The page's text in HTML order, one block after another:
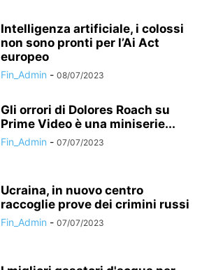
Intelligenza artificiale, i colossi
non sono pronti per l’Ai Act
europeo
Fin_Admin - 08/07/2023
Gli orrori di Dolores Roach su
Prime Video è una miniserie...
Fin_Admin - 07/07/2023
Ucraina, in nuovo centro
raccoglie prove dei crimini russi
Fin_Admin - 07/07/2023